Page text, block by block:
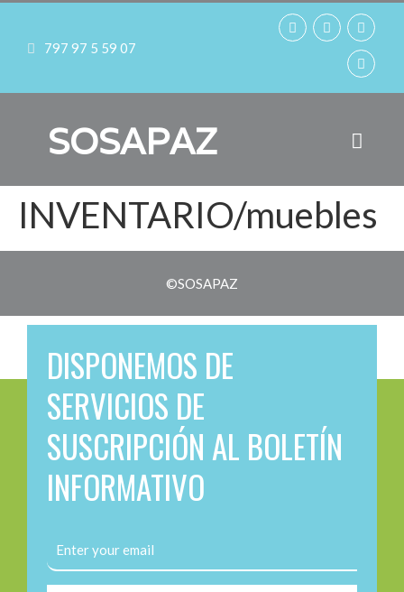
797 97 5 59 07
SOSAPAZ
INVENTARIO/muebles
©SOSAPAZ
DISPONEMOS DE
SERVICIOS DE
SUSCRIPCIÓN AL BOLETÍN
INFORMATIVO